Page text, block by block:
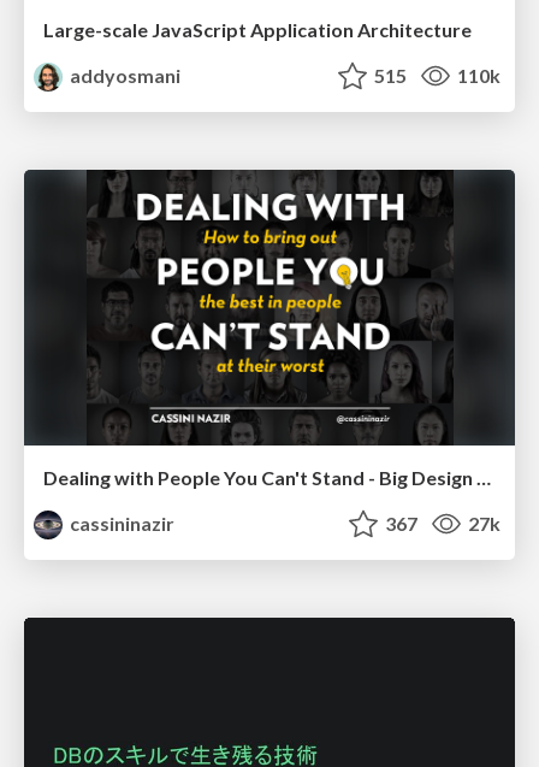
Large-scale JavaScript Application Architecture
addyosmani
515 110k
Dealing with People You Can't Stand - Big Design 2015
cassininazir
367 27k